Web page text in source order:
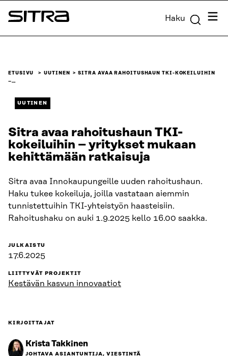
Siirry
suoraan
Sitra Haku
ETUSIVU UUTINEN
SITRA AVAA RAHOITUSHAUN TKI-KOKEILUIHIN
–…
UUTINEN
Sitra avaa rahoitushaun TKI-
kokeiluihin – yritykset mukaan
kehittämään ratkaisuja
Sitra avaa Innokaupungeille uuden rahoitushaun.
Haku tukee kokeiluja, joilla vastataan aiemmin
tunnistettuihin TKI-yhteistyön haasteisiin.
Rahoitushaku on auki 1.9.2025 kello 16.00 saakka.
JULKAISTU
17.6.2025
LIITTYVÄT PROJEKTIT
Kestävän kasvun innovaatiot
KIRJOITTAJAT
Krista Takkinen
JOHTAVA ASIANTUNTIJA, VIESTINTÄ